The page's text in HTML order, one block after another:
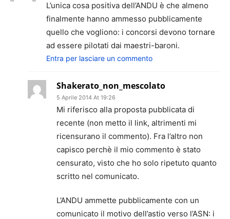
L’unica cosa positiva dell’ANDU è che almeno
finalmente hanno ammesso pubblicamente
quello che vogliono: i concorsi devono tornare
ad essere pilotati dai maestri-baroni.
Entra per lasciare un commento
Shakerato_non_mescolato
5 Aprile 2014 At 19:26
Mi riferisco alla proposta pubblicata di
recente (non metto il link, altrimenti mi
ricensurano il commento). Fra l’altro non
capisco perchè il mio commento è stato
censurato, visto che ho solo ripetuto quanto
scritto nel comunicato.
L’ANDU ammette pubblicamente con un
comunicato il motivo dell’astio verso l’ASN: i